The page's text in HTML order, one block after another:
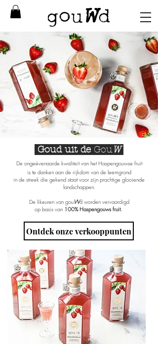
Goud uit de GouW
De ongeëvenaarde kwaliteit van het Haspengouwse fruit
is te danken aan de rijkdom van de leemgrond
in de streek die gekend staat voor zijn prachtige glooiende
landschappen.
De likeuren van gouWd worden vervaardigd
op basis van 100% Haspengouws fruit.
Ontdek onze verkooppunten